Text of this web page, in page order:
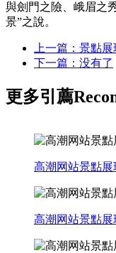
與劍門之險、峨眉之
景”之說。
上一篇：景點
下一篇：没有了
更多引薦
高潮网站景點展
高潮网站景點展